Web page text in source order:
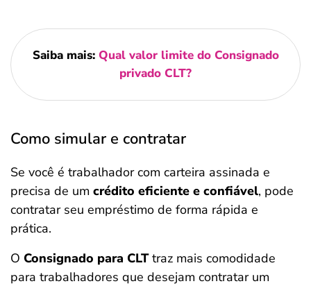
Saiba mais: Qual valor limite do Consignado
privado CLT?
Como simular e contratar
Se você é trabalhador com carteira assinada e
precisa de um crédito eficiente e confiável, pode
contratar seu empréstimo de forma rápida e
prática.
O Consignado para CLTtraz mais comodidade
para trabalhadores que desejam contratar um